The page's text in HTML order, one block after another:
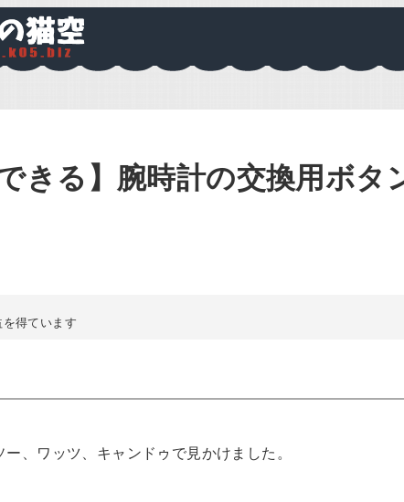
きる】腕時計の交換用ボタ
得ています
、ワッツ、キャンドゥで見かけました。